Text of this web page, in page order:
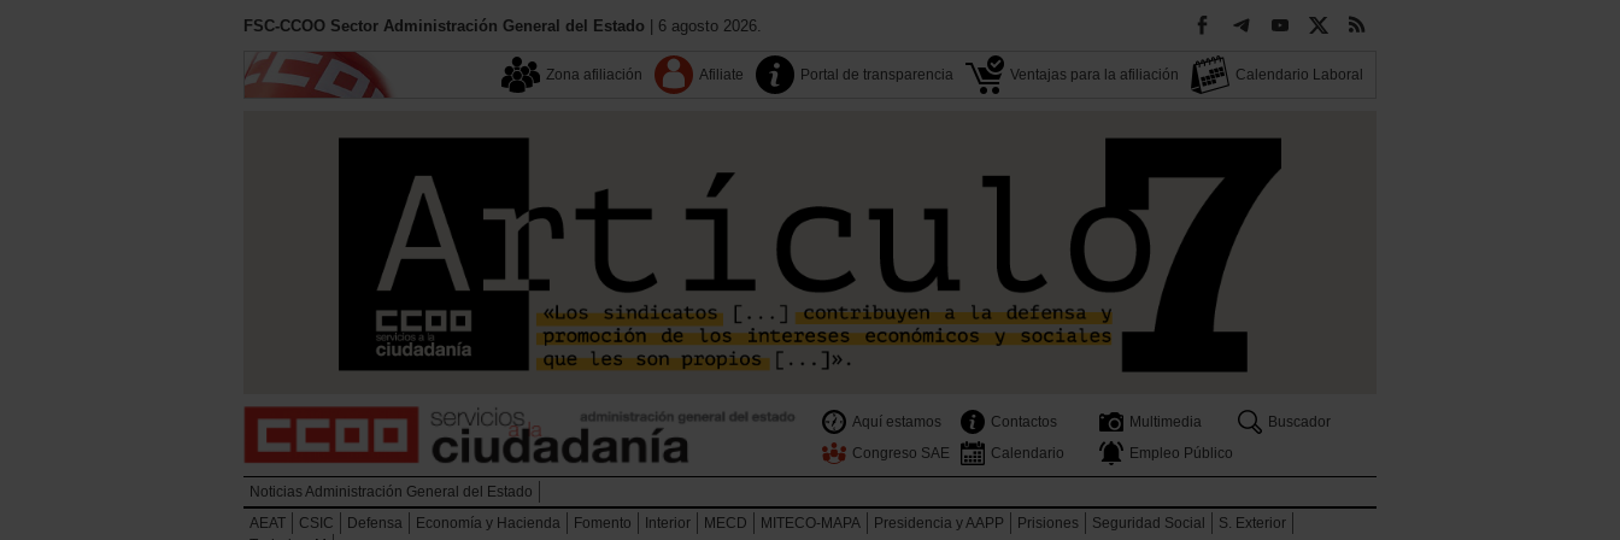
FSC-CCOO Sector Administración General del Estado | 6 agosto 2026.
Zona afiliación Afiliate Portal de transparencia Ventajas para la afiliación Calendario Laboral
Aquí estamos Contactos Multimedia
Buscador
Congreso SAE
Calendario Empleo Público
Noticias Administración General del Estado
AEAT
CSIC Defensa Economía y Hacienda Fomento Interior MECD MITECO-MAPA Presidencia y AAPP Prisiones Seguridad Social
S. Exterior